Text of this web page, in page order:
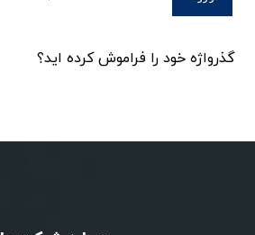
گذرواژه خود را فراموش کرده اید؟